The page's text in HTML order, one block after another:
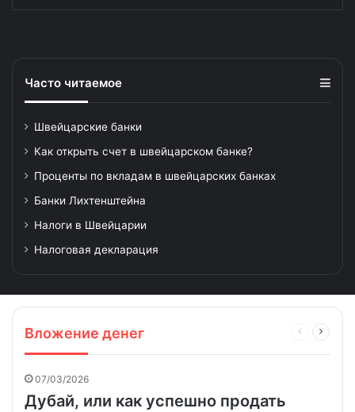
Часто читаемое
Швейцарские банки
Как открыть счет в швейцарском банке?
Проценты по вкладам в швейцарских банках
Банки Лихтенштейна
Налоги в Швейцарии
Налоговая декларация
Вложение денег
07/03/2026
Дубай, или как успешно продать